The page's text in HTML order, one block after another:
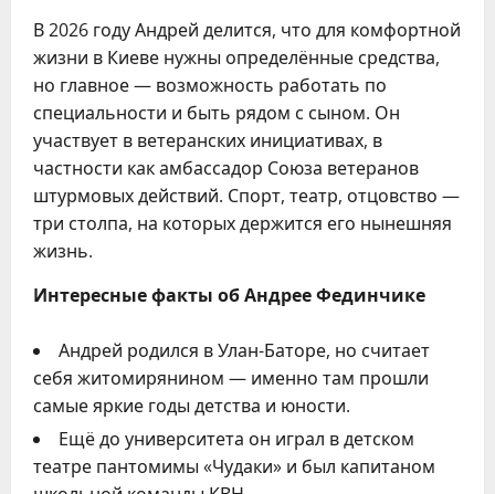
В 2026 году Андрей делится, что для комфортной
жизни в Киеве нужны определённые средства,
но главное — возможность работать по
специальности и быть рядом с сыном. Он
участвует в ветеранских инициативах, в
частности как амбассадор Союза ветеранов
штурмовых действий. Спорт, театр, отцовство —
три столпа, на которых держится его нынешняя
жизнь.
Интересные факты об Андрее Фединчике
Андрей родился в Улан-Баторе, но считает
себя житомирянином — именно там прошли
самые яркие годы детства и юности.
Ещё до университета он играл в детском
театре пантомимы «Чудаки» и был капитаном